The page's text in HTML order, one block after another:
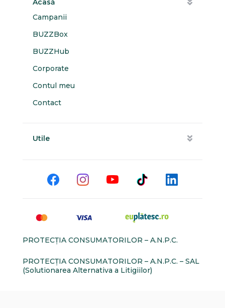
Acasă
Campanii
BUZZBox
BUZZHub
Corporate
Contul meu
Contact
Utile
PROTECŢIA CONSUMATORILOR – A.N.P.C.
PROTECŢIA CONSUMATORILOR – A.N.P.C. – SAL
(Solutionarea Alternativa a Litigiilor)